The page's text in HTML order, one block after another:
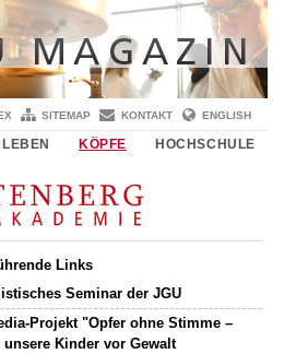
SITEMAP KONTAKT ENGLISH
KÖPFE HOCHSCHULE
Links
Seminar der JGU
Projekt "Opfer ohne Stimme –
unsere Kinder vor Gewalt